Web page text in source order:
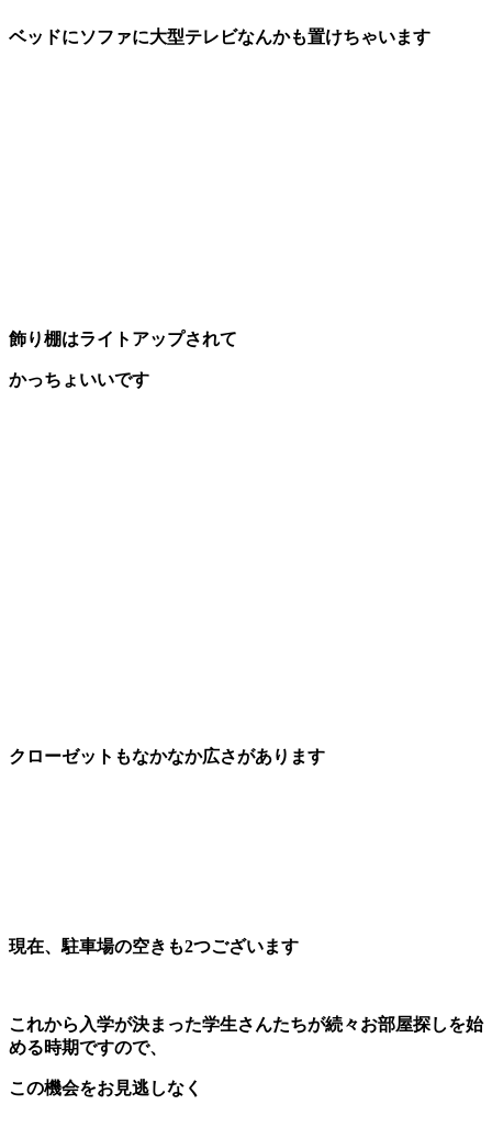
ベッドにソファに大型テレビなんかも置けちゃいます
飾り棚はライトアップされて
かっちょいいです
クローゼットもなかなか広さがあります
現在、駐車場の空きも2つございます
これから入学が決まった学生さんたちが続々お部屋探しを始
める時期ですので、
この機会をお見逃しなく